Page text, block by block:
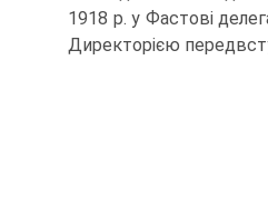
1918 р. у Фастові
Директорією